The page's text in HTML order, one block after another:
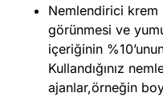
Nemlendirici krem
görünmesi ve
içeriğinin
Kullandığınız
ajanlar,örneğin